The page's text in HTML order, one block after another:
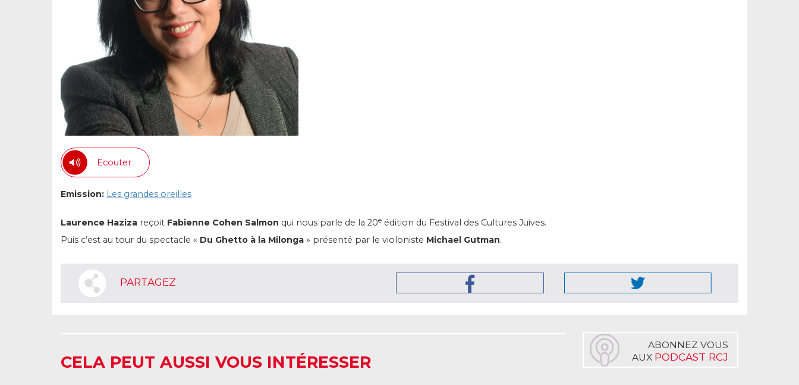
Ecouter
Emission: Les grandes oreilles
Laurence Haziza reçoit Fabienne Cohen Salmon qui nous parle de la 20e édition du Festival des Cultures Juives.
Puis c’est au tour du spectacle « Du Ghetto à la Milonga » présenté par le violoniste Michael Gutman.
PARTAGEZ
CELA PEUT AUSSI VOUS INTÉRESSER
ABONNEZ VOUS
AUX PODCAST RCJ